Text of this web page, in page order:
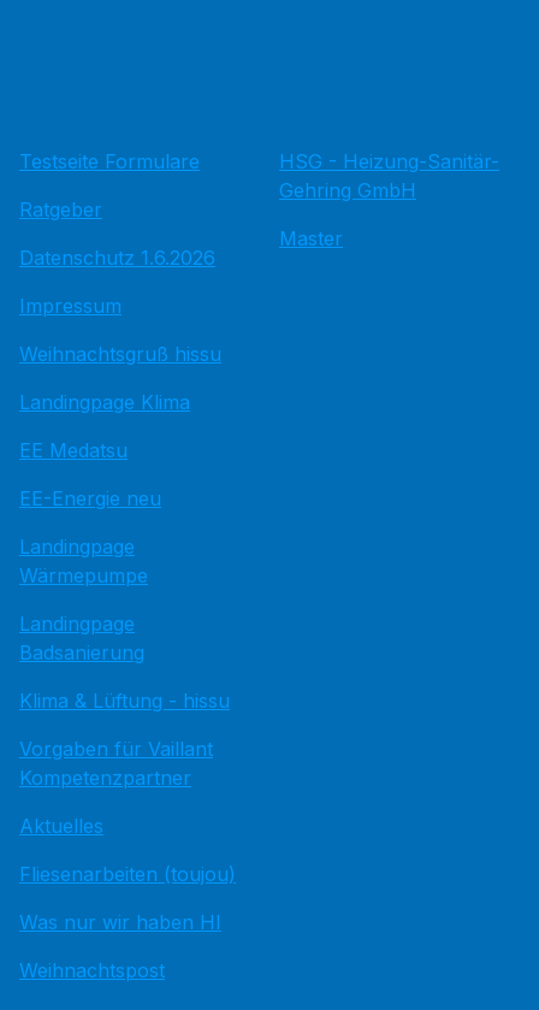
Testseite Formulare
Ratgeber
Datenschutz 1.6.2026
Impressum
Weihnachtsgruß hissu
Landingpage Klima
EE Medatsu
EE-Energie neu
Landingpage
Wärmepumpe
Landingpage
Badsanierung
Klima & Lüftung - hissu
Vorgaben für Vaillant
Kompetenzpartner
Aktuelles
Fliesenarbeiten (toujou)
Was nur wir haben HI
Weihnachtspost
HSG - Heizung-Sanitär-
Gehring GmbH
Master